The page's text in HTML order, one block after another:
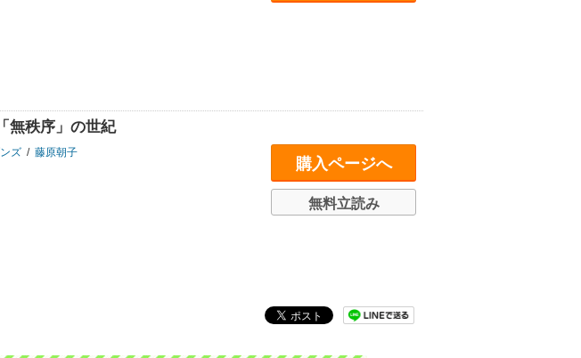
無秩序」の世紀
ズ / 藤原朝子
購入ページへ
無料立読み